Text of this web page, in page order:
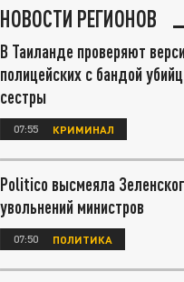
НОВОСТИ РЕГИОНОВ
В Таиланде проверяют
полицейских с бандой
сестры
07:55 КРИМИНАЛ
Politico высмеяла
увольнений министров
07:50 ПОЛИТИКА